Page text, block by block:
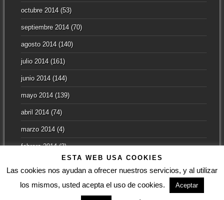
octubre 2014(53)
septiembre 2014(70)
agosto 2014(140)
julio 2014(161)
junio 2014(144)
mayo 2014(139)
abril 2014(74)
marzo 2014(4)
febrero 2014(3)
ESTA WEB USA COOKIES
Las cookies nos ayudan a ofrecer nuestros servicios, y al utilizar
los mismos, usted acepta el uso de cookies.
Aceptar